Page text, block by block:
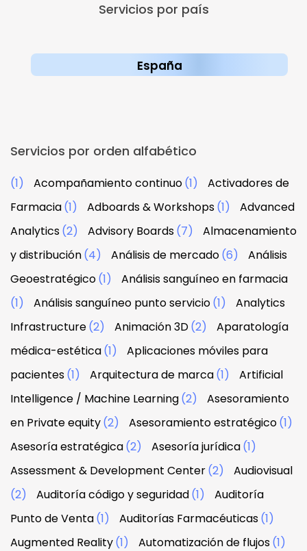
Servicios por país
España
Servicios por orden alfabético
(1) Acompañamiento continuo(1)
Activadores de
Farmacia(1) Adboards & Workshops(1)
Advanced
Analytics(2) Advisory Boards(7)
Almacenamiento
y distribución(4) Análisis de mercado(6)
Análisis
Geoestratégico(1)
Análisis sanguíneo en farmacia
(1)
Análisis sanguíneo punto servicio(1)
Analytics
Infrastructure(2) Animación 3D(2)
Aparatología
médica-estética(1)
Aplicaciones móviles para
pacientes(1) Arquitectura de marca(1)
Artificial
Intelligence / Machine Learning(2)
Asesoramiento
en Private equity(2) Asesoramiento estratégico(1)
Asesoría estratégica(2) Asesoría jurídica(1)
Assessment & Development Center(2)
Audiovisual
(2)
Auditoría código y seguridad(1)
Auditoría
Punto de Venta(1) Auditorías Farmacéuticas(1)
Augmented Reality(1) Automatización de flujos(1)